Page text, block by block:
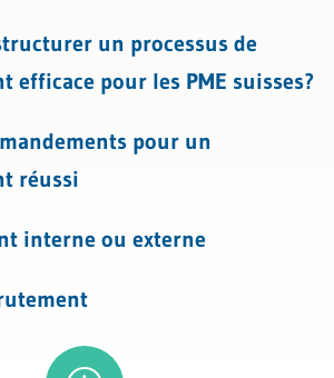
un processus de
efficace pour les PME suisses?
pour un
réussi
interne ou externe